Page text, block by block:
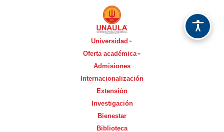
Universidad
Oferta académica
Admisiones
Internacionalización
Extensión
Investigación
Bienestar
Biblioteca